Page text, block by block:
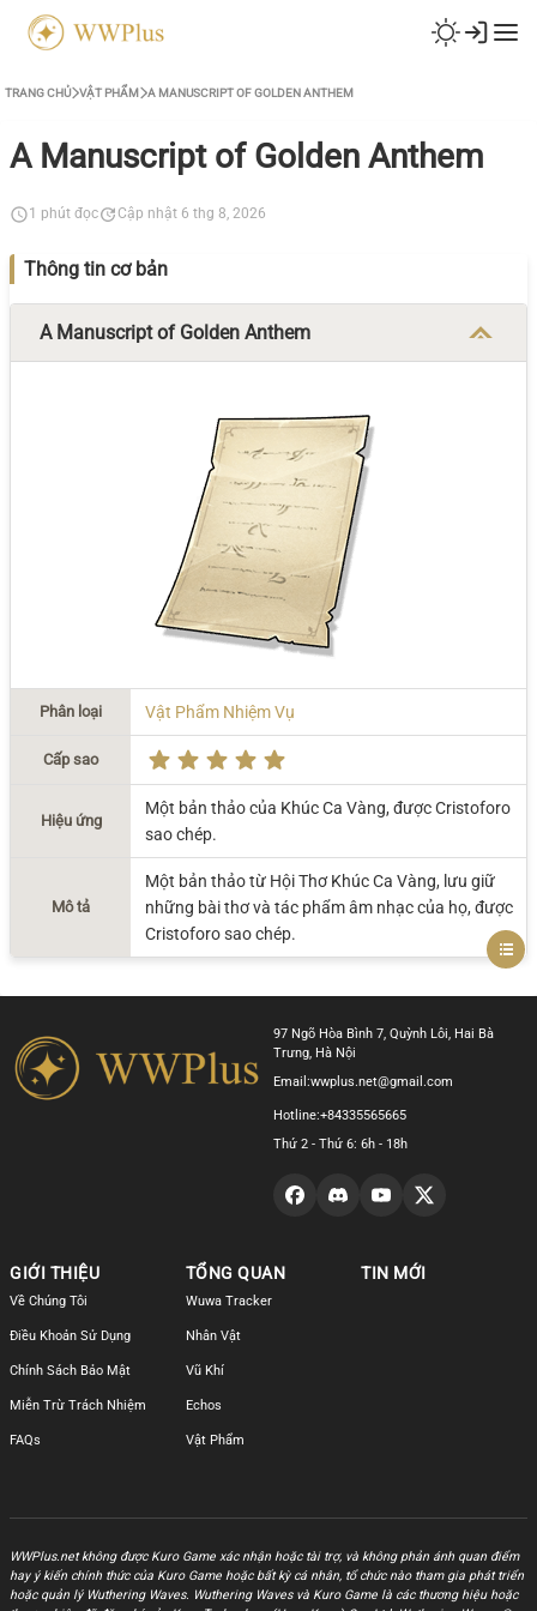
TRANG CHỦ VẬT PHẨM A MANUSCRIPT OF GOLDEN ANTHEM
A Manuscript of Golden Anthem
1 phút đọc Cập nhật 6 thg 8, 2026
Thông tin cơ bản
A Manuscript of Golden Anthem
Phân loại Vật Phẩm Nhiệm Vụ
Cấp sao
Hiệu ứng
Một bản thảo của Khúc Ca Vàng, được Cristoforo
sao chép.
Mô tả
Một bản thảo từ Hội Thơ Khúc Ca Vàng, lưu giữ
những bài thơ và tác phẩm âm nhạc của họ, được
Cristoforo sao chép.
97 Ngõ Hòa Bình 7, Quỳnh Lôi, Hai Bà
Trưng, Hà Nội
Email:wwplus.net@gmail.com
Hotline:+84335565665
Thứ 2 - Thứ 6: 6h - 18h
GIỚI THIỆU
Về Chúng Tôi
Điều Khoản Sử Dụng
Chính Sách Bảo Mật
Miễn Trừ Trách Nhiệm
FAQs
TỔNG QUAN
Wuwa Tracker
Nhân Vật
Vũ Khí
Echos
Vật Phẩm
TIN MỚI
WWPlus.net không được Kuro Game xác nhận hoặc tài trợ, và không phản ánh quan điểm
hay ý kiến chính thức của Kuro Game hoặc bất kỳ cá nhân, tổ chức nào tham gia phát triển
hoặc quản lý Wuthering Waves. Wuthering Waves và Kuro Game là các thương hiệu hoặc